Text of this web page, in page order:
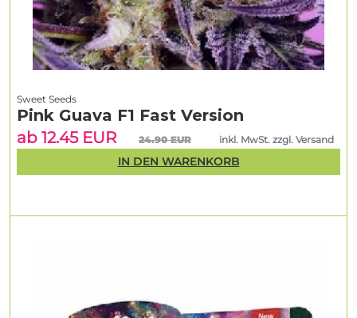
Sweet Seeds
Pink Guava F1 Fast Version
ab 12.45 EUR
24.90 EUR inkl. MwSt. zzgl. Versand
IN DEN WARENKORB